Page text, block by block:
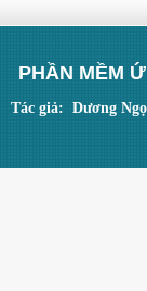
PHẦN MỀM
Tác giả: Dương